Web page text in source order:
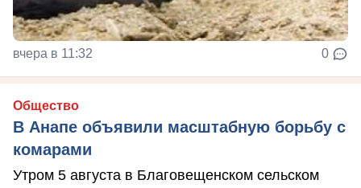
вчера в 11:32 0
Общество
В Анапе объявили масштабную борьбу с
комарами
Утром 5 августа в Благовещенском сельском